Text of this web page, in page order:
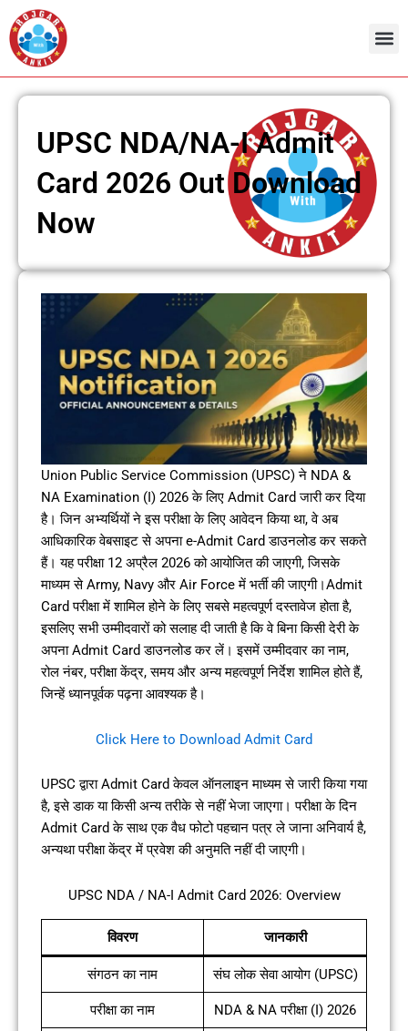
Skip
to
content
UPSC NDA/NA-I Admit
Card 2026 Out Download
Now
Union Public Service Commission (UPSC) ने NDA &
NA Examination (I) 2026 के लिए Admit Card जारी कर दिया
है। जिन अभ्यर्थियों ने इस परीक्षा के लिए आवेदन किया था, वे अब
आधिकारिक वेबसाइट से अपना e-Admit Card डाउनलोड कर सकते
हैं। यह परीक्षा 12 अप्रैल 2026 को आयोजित की जाएगी, जिसके
माध्यम से Army, Navy और Air Force में भर्ती की जाएगी।Admit
Card परीक्षा में शामिल होने के लिए सबसे महत्वपूर्ण दस्तावेज होता है,
इसलिए सभी उम्मीदवारों को सलाह दी जाती है कि वे बिना किसी देरी के
अपना Admit Card डाउनलोड कर लें। इसमें उम्मीदवार का नाम,
रोल नंबर, परीक्षा केंद्र, समय और अन्य महत्वपूर्ण निर्देश शामिल होते हैं,
जिन्हें ध्यानपूर्वक पढ़ना आवश्यक है।
Click Here to Download Admit Card
UPSC द्वारा Admit Card केवल ऑनलाइन माध्यम से जारी किया गया
है, इसे डाक या किसी अन्य तरीके से नहीं भेजा जाएगा। परीक्षा के दिन
Admit Card के साथ एक वैध फोटो पहचान पत्र ले जाना अनिवार्य है,
अन्यथा परीक्षा केंद्र में प्रवेश की अनुमति नहीं दी जाएगी।
UPSC NDA / NA-I Admit Card 2026: Overview
विवरण जानकारी
संगठन का नाम संघ लोक सेवा आयोग (UPSC)
परीक्षा का नाम NDA & NA परीक्षा (I) 2026